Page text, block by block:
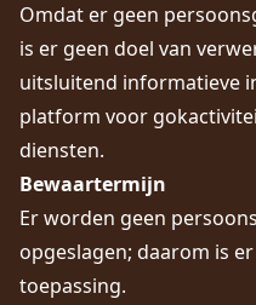
Omdat er geen
is er geen doel van
uitsluitend informatieve
platform voor
diensten.
Bewaartermijn
Er worden geen
opgeslagen; daarom is
toepassing.